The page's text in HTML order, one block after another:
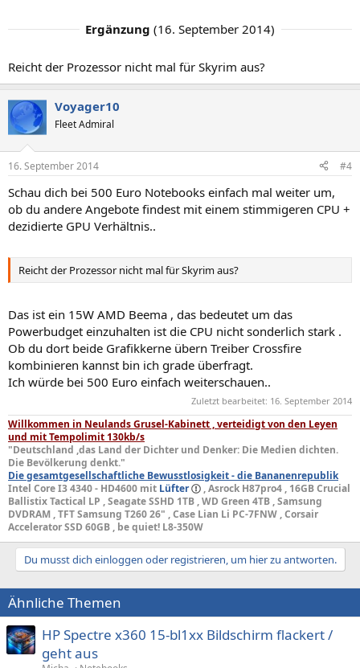
Ergänzung (16. September 2014)
Reicht der Prozessor nicht mal für Skyrim aus?
Voyager10
Fleet Admiral
16. September 2014 #4
Schau dich bei 500 Euro Notebooks einfach mal weiter um,
ob du andere Angebote findest mit einem stimmigeren CPU +
dezidierte GPU Verhältnis..
Reicht der Prozessor nicht mal für Skyrim aus?
Das ist ein 15W AMD Beema , das bedeutet um das
Powerbudget einzuhalten ist die CPU nicht sonderlich stark .
Ob du dort beide Grafikkerne übern Treiber Crossfire
kombinieren kannst bin ich grade überfragt.
Ich würde bei 500 Euro einfach weiterschauen..
Zuletzt bearbeitet: 16. September 2014
Willkommen in Neulands Grusel-Kabinett , verteidigt von den Leyen
und mit Tempolimit 130kb/s
"Deutschland ,das Land der Dichter und Denker: Die Medien dichten.
Die Bevölkerung denkt."
Die gesamtgesellschaftliche Bewusstlosigkeit - die Bananenrepublik
Intel Core I3 4340 - HD4600 mit Lüfter
, Asrock H87pro4 , 16GB Crucial
Ballistix Tactical LP , Seagate SSHD 1TB , WD Green 4TB , Samsung
DVDRAM , TFT Samsung T260 26" , Case Lian Li PC-7FNW , Corsair
Accelerator SSD 60GB , be quiet! L8-350W
Du musst dich einloggen oder registrieren, um hier zu antworten.
Ähnliche Themen
HP Spectre x360 15-bl1xx Bildschirm flackert /
geht aus